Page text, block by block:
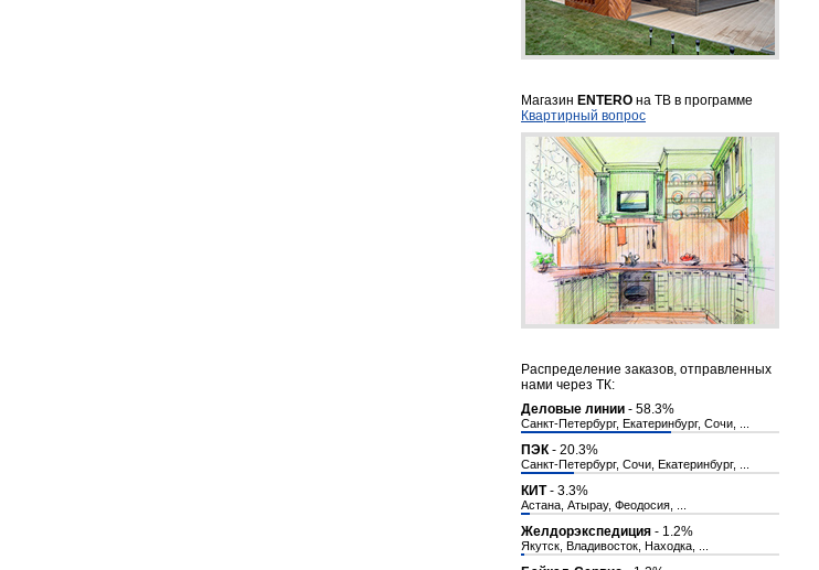
Магазин ENTERO на ТВ в программе
Квартирный вопрос
Распределение заказов, отправленных
нами через ТК:
Деловые линии - 58.3%
Санкт-Петербург, Екатеринбург, Сочи, ...
ПЭК- 20.3%
Санкт-Петербург, Сочи, Екатеринбург, ...
КИТ- 3.3%
Астана, Атырау, Феодосия, ...
Желдорэкспедиция - 1.2%
Якутск, Владивосток, Находка, ...